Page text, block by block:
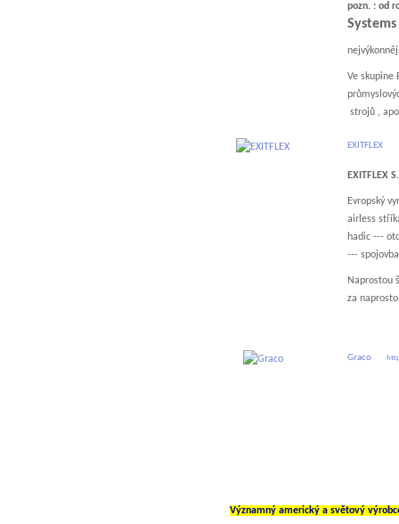
pozn. :
Ve skupine
strojů ,
EXITFLEX
EXITFLEX
Evropský
airless
hadic ---
---
Naprostou
za
Graco
Významný americký a světový